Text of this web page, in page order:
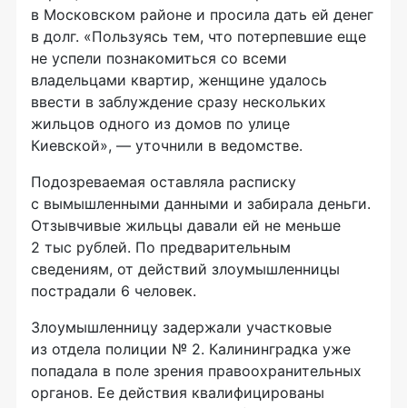
в Московском районе и просила дать ей денег
в долг. «Пользуясь тем, что потерпевшие еще
не успели познакомиться со всеми
владельцами квартир, женщине удалось
ввести в заблуждение сразу нескольких
жильцов одного из домов по улице
Киевской», — уточнили в ведомстве.
Подозреваемая оставляла расписку
с вымышленными данными и забирала деньги.
Отзывчивые жильцы давали ей не меньше
2 тыс рублей. По предварительным
сведениям, от действий злоумышленницы
пострадали 6 человек.
Злоумышленницу задержали участковые
из отдела полиции № 2. Калининградка уже
попадала в поле зрения правоохранительных
органов. Ее действия квалифицированы